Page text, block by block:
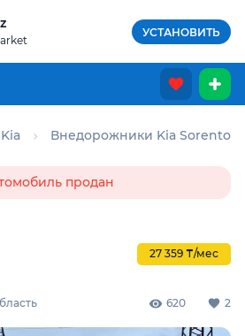
УСТАНОВИТЬ
Внедорожники Kia Sorento
продан
27 359 ₸/мес
620 2